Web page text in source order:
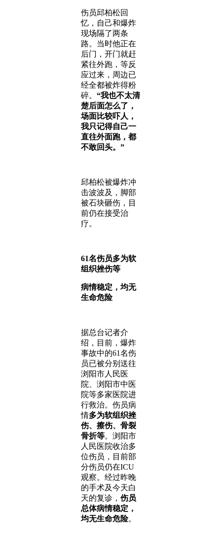
伤员邱柏松回
忆，自己和爆炸
现场隔了两条
路。当时他正在
后门，开门就赶
紧往外跑，等反
应过来，周边已
经全都被炸得粉
碎。 “我也不太清
楚后面怎么了，
场面比较吓人，
我只记得自己一
直往外面跑，都
不敢回头。”
邱柏松被爆炸冲
击波波及，脚部
被石块砸伤，目
前仍在接受治
疗。
61名伤员多为软
组织挫伤等
病情稳定，均无
生命危险
据总台记者介
绍，目前，爆炸
事故中的61名伤
员已被分别送往
浏阳市人民医
院、浏阳市中医
院等多家医院进
行救治。伤员病
情多为软组织挫
伤、擦伤、骨裂
骨折等。浏阳市
人民医院收治多
位伤员，目前部
分伤员仍在ICU
观察。经过昨晚
的手术及今天白
天的复诊， 伤员
总体病情稳定，
均无生命危险。